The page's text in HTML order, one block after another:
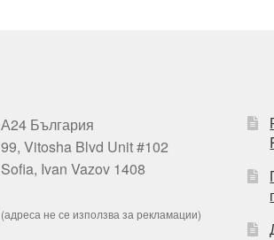
А24 България
99, Vitosha Blvd Unit #102
Sofia, Ivan Vazov 1408
(адреса не се използва за рекламации)